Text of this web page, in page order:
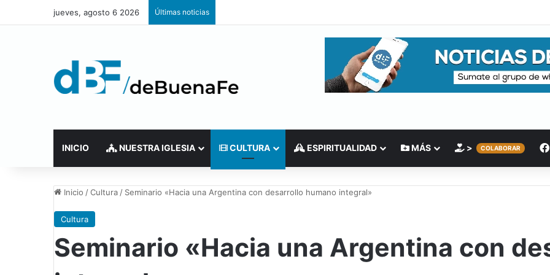
jueves, agosto 6 2026 Últimas noticias
INICIO NUESTRA IGLESIA CULTURA ESPIRITUALIDAD MÁS > COLABORAR
Inicio /Cultura / Seminario «Hacia una Argentina con desarrollo humano integral»
Cultura
Seminario «Hacia una Argentina con